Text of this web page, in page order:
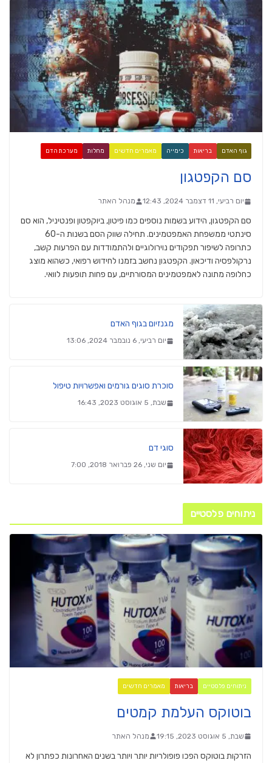
גוף האדם בריאות כימייה מאמרים חדשים מחלות מערכת הדם
סם הקפטגון
יום רביעי, 11 דצמבר 2024, 12:43 מנהל האתר
סם הקפטגון, הידוע בשמות נוספים כמו פיטון, ביוקפטון ופנטיניל, הוא סם
סינתטי ממשפחת האמפטמינים. תחילה שווק הסם בשנות ה-60
כתרופה לשיפור תפקודים נוירולוגיים ולהתמודדות עם הפרעות קשב,
נרקולפסיה ודיכאון. הקפטגון נחשב בזמנו לחידוש רפואי, כשהוא מוצג
כחלופה מתונה לאמפטמינים המסורתיים, עם פחות תופעות לוואי.
מגנזיום בגוף האדם
יום רביעי, 6 נובמבר 2024, 13:06
סוכרת סוגים גורמים ואפשרויות טיפול
שבת, 5 אוגוסט 2023, 16:43
סוגי דם
יום שני, 26 פברואר 2018, 7:00
ניתוחים פלסטיים
ניתוחים פלסטיים בריאות מאמרים חדשים
בוטוקס העלמת קמטים
שבת, 5 אוגוסט 2023, 19:15 מנהל האתר
הזרקות בוטוקס הפכו פופולריות יותר ויותר בשנים האחרונות כפתרון לא